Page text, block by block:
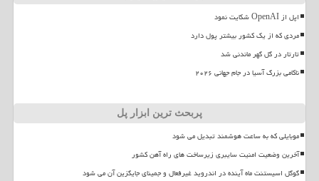
اپل از OpenAI شکایت نمود
مردی که از یک کشور بیشتر پول دارد
تارتار در گل گهر ماندنی شد
ناکامی بزرگ آسیا در جام جهانی ۲۰۲۶
پربحث ترین ابزار پل
موبایلی که به ساعت هوشمند تبدیل می شود
آخرین وضعیت امنیت سایبری زیرساخت های راه آهن کشور
گوگل اسیستنت ماه آینده در اندروید غیرفعال و جمینای جایگزین آن می شود